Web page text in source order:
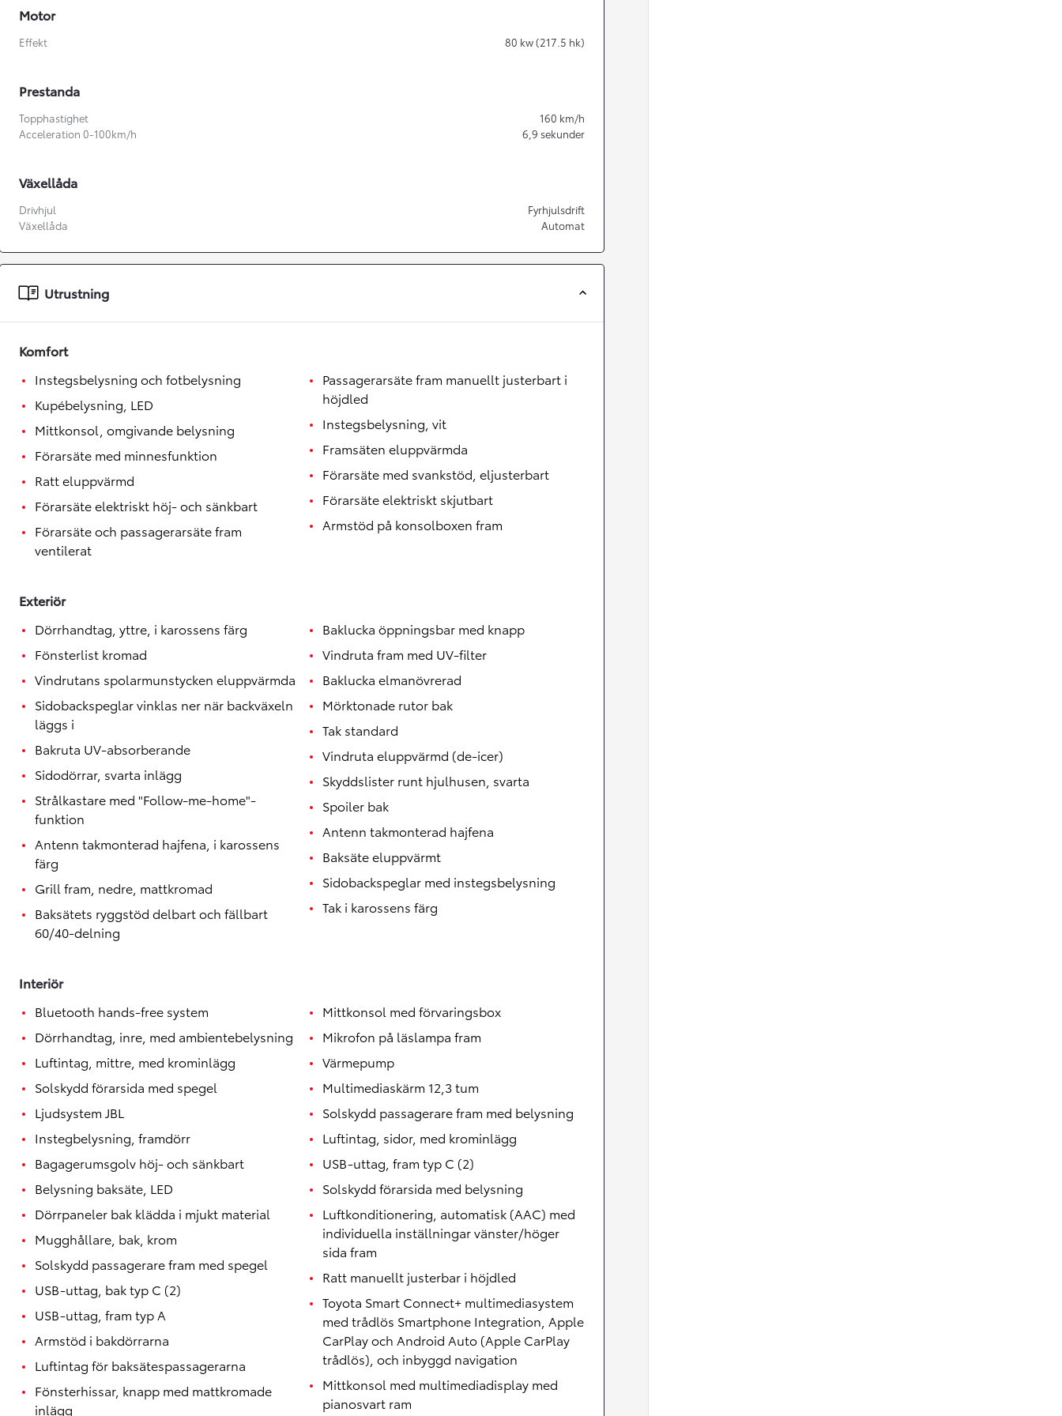
Från 360 900 kr
Easy Billån
Från 350 900 kr
Toyota GR Supra
Motor
Effekt 80 kw (217.5 hk)
Prestanda
Topphastighet 160 km/h
Acceleration 0-100km/h
6,9 sekunder
Växellåda
Drivhjul
Fyrhjulsdrift
Växellåda
Automat
Utrustning
Komfort
Instegsbelysning och fotbelysning
Kupébelysning, LED
Mittkonsol, omgivande belysning
Förarsäte med minnesfunktion
Ratt eluppvärmd
Förarsäte elektriskt höj- och sänkbart
Förarsäte och passagerarsäte fram
ventilerat
Passagerarsäte fram manuellt justerbart i
höjdled
Instegsbelysning, vit
Framsäten eluppvärmda
Förarsäte med svankstöd, eljusterbart
Förarsäte elektriskt skjutbart
Armstöd på konsolboxen fram
Exteriör
Dörrhandtag, yttre, i karossens färg
Fönsterlist kromad
Vindrutans spolarmunstycken eluppvärmda
Sidobackspeglar vinklas ner när backväxeln
läggs i
Bakruta UV-absorberande
Sidodörrar, svarta inlägg
Strålkastare med "Follow-me-home"-
funktion
Antenn takmonterad hajfena, i karossens
färg
Grill fram, nedre, mattkromad
Baksätets ryggstöd delbart och fällbart
60/40-delning
Baklucka öppningsbar med knapp
Vindruta fram med UV-filter
Baklucka elmanövrerad
Mörktonade rutor bak
Tak standard
Vindruta eluppvärmd (de-icer)
Skyddslister runt hjulhusen, svarta
Spoiler bak
Antenn takmonterad hajfena
Baksäte eluppvärmt
Sidobackspeglar med instegsbelysning
Tak i karossens färg
Interiör
Bluetooth hands-free system
Dörrhandtag, inre, med ambientebelysning
Luftintag, mittre, med krominlägg
Solskydd förarsida med spegel
Ljudsystem JBL
Instegbelysning, framdörr
Bagagerumsgolv höj- och sänkbart
Belysning baksäte, LED
Dörrpaneler bak klädda i mjukt material
Mugghållare, bak, krom
Solskydd passagerare fram med spegel
USB-uttag, bak typ C (2)
USB-uttag, fram typ A
Armstöd i bakdörrarna
Luftintag för baksätespassagerarna
Fönsterhissar, knapp med mattkromade
inlägg
Mittkonsol med förvaringsbox
Mikrofon på läslampa fram
Värmepump
Multimediaskärm 12,3 tum
Solskydd passagerare fram med belysning
Luftintag, sidor, med krominlägg
USB-uttag, fram typ C (2)
Solskydd förarsida med belysning
Luftkonditionering, automatisk (AAC) med
individuella inställningar vänster/höger
sida fram
Ratt manuellt justerbar i höjdled
Toyota Smart Connect+ multimediasystem
med trådlös Smartphone Integration, Apple
CarPlay och Android Auto (Apple CarPlay
trådlös), och inbyggd navigation
Mittkonsol med multimediadisplay med
pianosvart ram